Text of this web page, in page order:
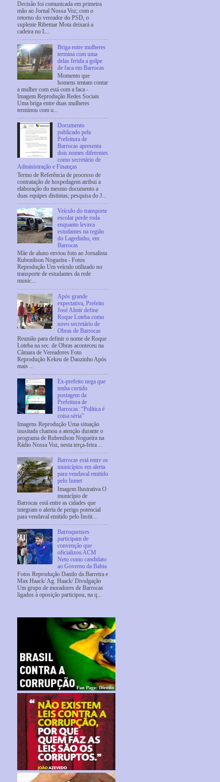
Decisão foi comunicada em primeira
mão ao Jornal Nossa Voz; com o
retorno do vereador do PSD, o
suplente Ribemar Mota deixará a
cadeira no L...
Briga entre mulheres
termina com uma
delas ferida a golpe
de faca em Barrocas
Momento que
homens tentam contar
a mulher com está com a faca -
Imagem Reprodução Redes Sociais
Uma briga entre duas mulheres
terminou com u...
Documento
publicado pela
Prefeitura de
Barrocas apresenta
dois nomes diferentes
como secretário de
Administração e Finanças
Termo de Referência de processo de
contratação de hospedagem atribui a
elaboração do mesmo documento a
duas equipes distintas; pesquisa do J...
Veículo do transporte
escolar perde roda
enquanto levava
estudantes na região
do Lagedinho, em
Barrocas
Mãe de aluno enviou foto ao Jornalista
Rubenilson Nogueira - Fotos
Reprodução Um veículo utilizado no
transporte de estudantes da rede
munic...
Após grande
expectativa, Prefeito
José Almir define
Roque Loteba como
novo secretário de
Obras de Barrocas
Reunião para definir o nome de Roque
Loteba na sec. de Obras aconteceu na
Câmara de Vereadores Foto
Reprodução Kekeu de Daozinho Após
mais ...
Ex-prefeito nega que
tenha curtido
postagem da
Prefeitura de
Barrocas: “Política é
coisa séria”
Imagens Reprodução Uma situação
inusitada chamou a atenção durante o
programa de Rubenilson Nogueira na
Rádio Nossa Voz, nesta terça-feira ...
Barrocas está entre os
municípios em alerta
para vendaval emitido
pelo Inmet
Imagem Ilustrativa O
município de
Barrocas está entre as cidades que
integram o alerta de perigo potencial
para vendaval emitido pelo Instit...
Barroquenses
participam de
convenção que
oficializou ACM
Neto como candidato
ao Governo da Bahia
Fotos Reprodução Danilo da Barreira e
Max Haack/ Ag. Haack/ Divulgação
Um grupo de moradores de Barrocas
ligados à oposição participou, na q...